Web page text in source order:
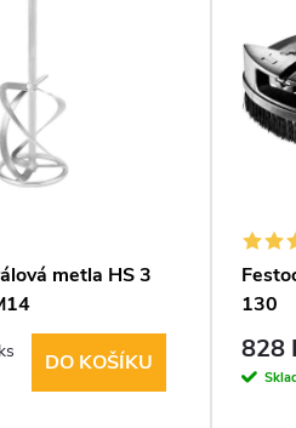
metla HS 3
DO KOŠÍKU
130
828